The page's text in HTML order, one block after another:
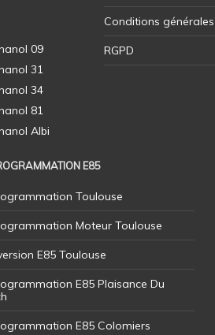
Conditions
RGPD
E85
Toulouse
Moteur Toulouse
E85 Toulouse
E85 Plaisance Du
E85 Colomiers
09
31
34
81
Albi